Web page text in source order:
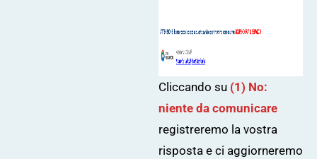
Cliccando su (1) No:
niente da comunicare
registreremo la vostra
risposta e ci aggiorneremo